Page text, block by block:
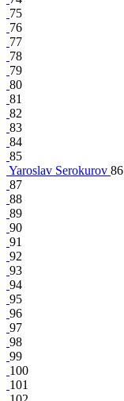
75
76
77
78
79
80
81
82
83
84
85
Yaroslav Serokurov 86
87
88
89
90
91
92
93
94
95
96
97
98
99
100
101